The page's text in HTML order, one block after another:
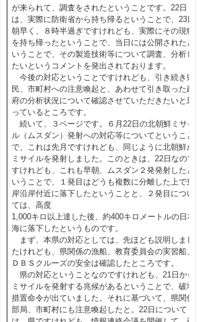
が来られて、調査をされたということです。22日
は、実際に防衛省から持ち帰るということで、23日
朝早く、８時半過ぎですけれども、実際にその現物
を持ち帰ったということで、当日には公開されたと
いうことで、その製造技術等について調査、分析し
たいというコメントを発出されております。
今後の対応ということですけれども、引き続き県
民、市町村への注意喚起と、あわせて引き取った政
府の分析状況について確認させていただきたいと思
っているところです。
続いて、３ページです。６月22日の北朝鮮ミサイ
ル（ムスダン）発射への対応等についてということ
で、これは先月ですけれども、同じように北朝鮮が
ミサイルを発射しました。このときは、22日なので
すけれども、これも早朝、ムスダン２発発射したと
いうことで、１発目はどうも複数に分離した上で東
岸沿岸付近に落下したということと、２発目につい
ては、高度
1,000キロ以上達した後、約400キロメートルの日本
海に落下したというものです。
まず、本県の対応としては、先ほども説明しまし
たけれども、県関係の漁船、教育委員会の実習船、
ＤＢＳクルーズの安全は確認したところです。
県の対応ということなのですけれども、21日から
ミサイルを発射する兆候があるということで、破壊
措置命令が出ていました。それに基づいて、県関係
部局、市町村にも注意喚起したと。22日について